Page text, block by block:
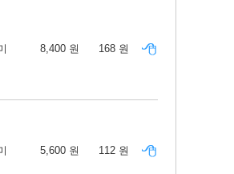
8,400 원 168 원
5,600 원 112 원